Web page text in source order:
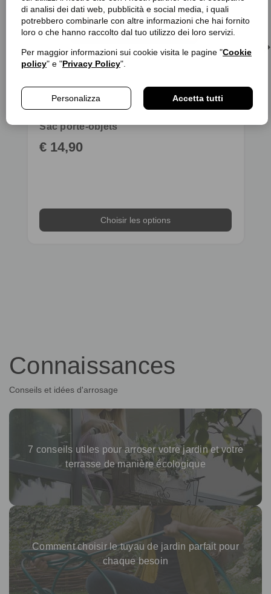
di analisi dei dati web, pubblicità e social media, i quali
potrebbero combinarle con altre informazioni che hai fornito
loro o che hanno raccolto dal tuo utilizzo dei loro servizi.
Per maggior informazioni sui cookie visita le pagine "Cookie
policy" e "Privacy Policy".
Personalizza Accetta tutti
Sac porte-objets
€ 14,90
Choisir les options
Connaissances
Conseils et idées d'arrosage
7 conseils utiles pour arroser votre jardin et votre
terrasse de manière écologique
Comment choisir le tuyau de jardin parfait pour
chaque besoin